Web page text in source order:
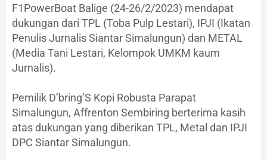
F1PowerBoat Balige (24-26/2/2023) mendapat
dukungan dari TPL (Toba Pulp Lestari), IPJI (Ikatan
Penulis Jurnalis Siantar Simalungun) dan METAL
(Media Tani Lestari, Kelompok UMKM kaum
Jurnalis).
Pemilik D’bring’S Kopi Robusta Parapat
Simalungun, Affrenton Sembiring berterima kasih
atas dukungan yang diberikan TPL, Metal dan IPJI
DPC Siantar Simalungun.